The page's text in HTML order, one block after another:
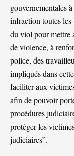
gouvernementales
infraction toutes les
du viol pour mettre
de violence, à
police, des
impliqués dans
faciliter aux
afin de pouvoir
procédures
protéger les
judiciaires”.